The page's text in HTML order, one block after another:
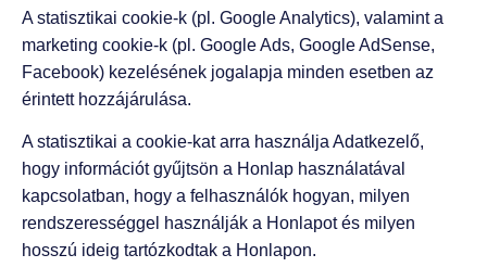
A statisztikai cookie-k (pl. Google Analytics), valamint a
marketing cookie-k (pl. Google Ads, Google AdSense,
Facebook) kezelésének jogalapja minden esetben az
érintett hozzájárulása.
A statisztikai a cookie-kat arra használja Adatkezelő,
hogy információt gyűjtsön a Honlap használatával
kapcsolatban, hogy a felhasználók hogyan, milyen
rendszerességgel használják a Honlapot és milyen
hosszú ideig tartózkodtak a Honlapon.